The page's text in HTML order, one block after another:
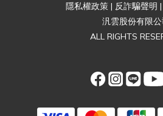
隱私權政策 | 反詐騙聲明 |
汎雲股份有限公
ALL RIGHTS